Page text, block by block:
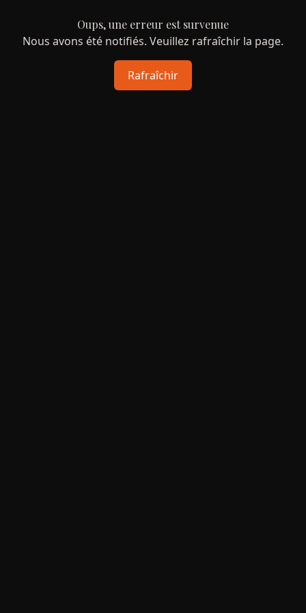
Oups, une erreur est survenue
Nous avons été notifiés. Veuillez rafraîchir la page.
Rafraîchir